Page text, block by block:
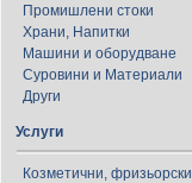
Промишлени стоки
Храни, Напитки
Машини и оборудване
Суровини и Материали
Други
Услуги
Козметични, фризьорски